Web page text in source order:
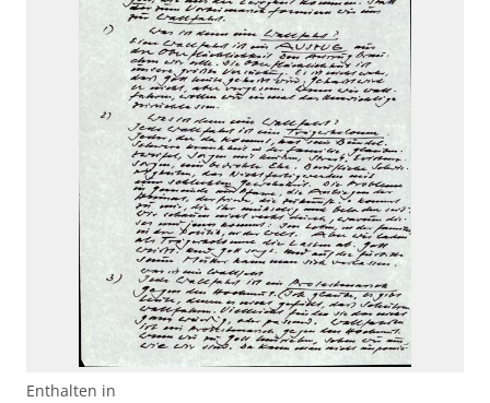
Enthalten in